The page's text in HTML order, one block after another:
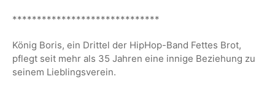
******************************
König Boris, ein Drittel der HipHop-Band Fettes Brot,
pflegt seit mehr als 35 Jahren eine innige Beziehung zu
seinem Lieblingsverein.